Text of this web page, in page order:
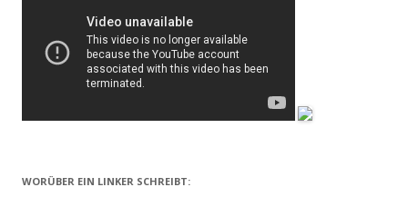
WORÜBER EIN LINKER SCHREIBT: